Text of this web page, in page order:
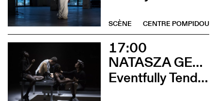
CENTRE POMPIDOU
SCÈNE
17:00
NATASZA GERLACH
Eventfully Tender